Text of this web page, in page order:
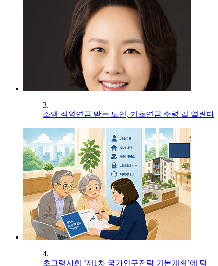
3.
소액 직역연금 받는 노인, 기초연금 수령 길 열린다
4.
초고령사회 ‘제1차 국가인구전략 기본계획’에 담